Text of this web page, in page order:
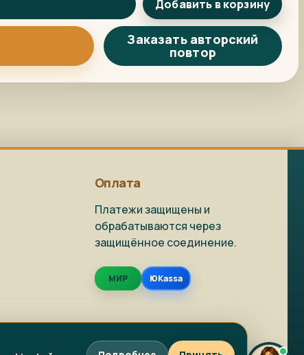
Добавить в корзину
Заказать авторский
повтор
Оплата
Платежи защищены и
обрабатываются через
защищённое соединение.
МИР ЮKassa
Арт-помощница
ArtsShop.ru
Фото на холсте
Написать в MAX